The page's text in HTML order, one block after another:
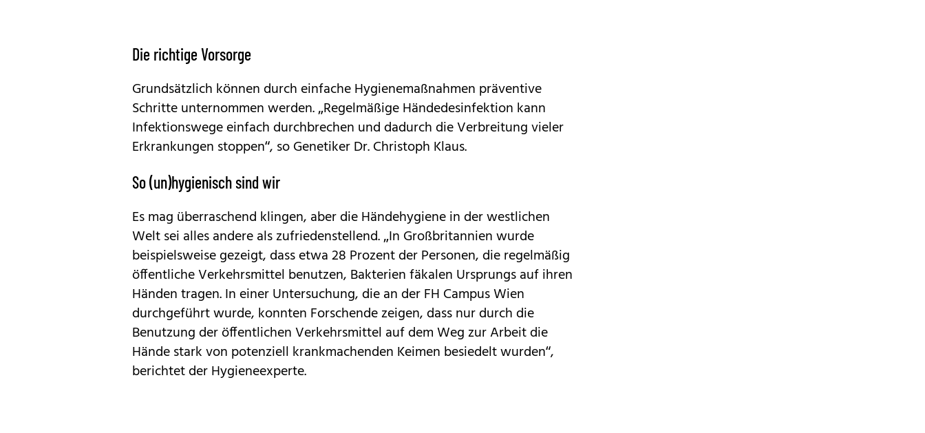
Die richtige Vorsorge
Grundsätzlich können durch einfache Hygienemaßnahmen präventive
Schritte unternommen werden. „Regelmäßige Händedesinfektion kann
Infektionswege einfach durchbrechen und dadurch die Verbreitung vieler
Erkrankungen stoppen“, so Genetiker Dr. Christoph Klaus.
So (un)hygienisch sind wir
Es mag überraschend klingen, aber die Händehygiene in der westlichen
Welt sei alles andere als zufriedenstellend. „In Großbritannien wurde
beispielsweise gezeigt, dass etwa 28 Prozent der Personen, die regelmäßig
öffentliche Verkehrsmittel benutzen, Bakterien fäkalen Ursprungs auf ihren
Händen tragen. In einer Untersuchung, die an der FH Campus Wien
durchgeführt wurde, konnten Forschende zeigen, dass nur durch die
Benutzung der öffentlichen Verkehrsmittel auf dem Weg zur Arbeit die
Hände stark von potenziell krankmachenden Keimen besiedelt wurden“,
berichtet der Hygieneexperte.